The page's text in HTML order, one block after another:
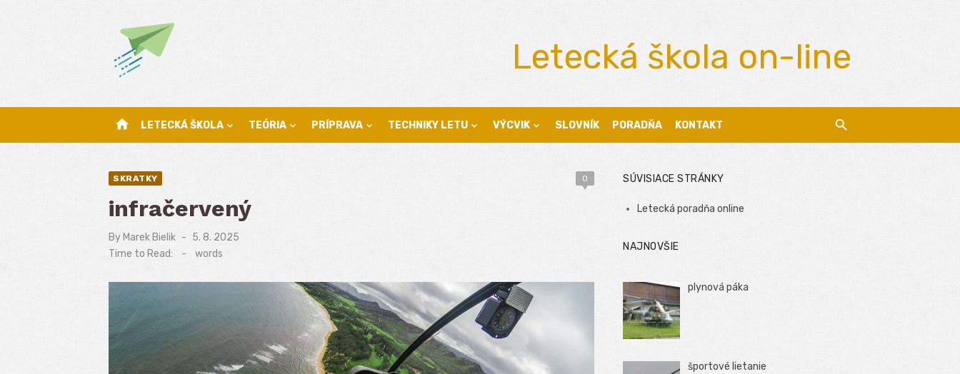
Letecká škola on-line
home LETECKÁ ŠKOLA TEÓRIA PRÍPRAVA TECHNIKY LETU VÝCVIK SLOVNÍK PORADŇA KONTAKT
SKRATKY 0
infračervený
By Marek Bielik
Posted
on
5. 8. 2025
Time to Read:
- words
SÚVISIACE STRÁNKY
Letecká poradňa online
NAJNOVŠIE
plynová páka
športové lietanie